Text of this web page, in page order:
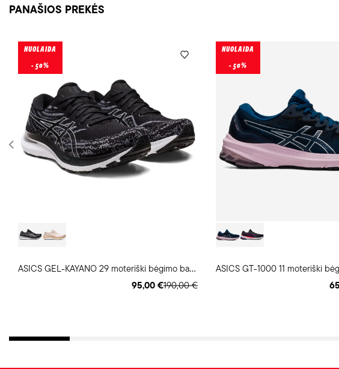
PANAŠIOS PREKĖS
A
SICS GEL-KAYANO 29 moteriški bėgimo batai
190,00 €
95,00 €
NUOLAIDA
- 50%
ASICS GT-1000 11 moteriški
NUOLAIDA
- 50%